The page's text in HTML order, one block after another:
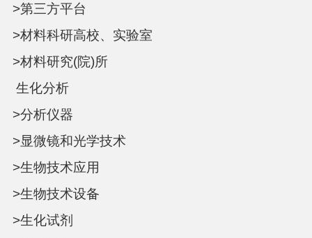
>第三方平台
>材料科研高校、实验室
>材料研究(院)所
生化分析
>分析仪器
>显微镜和光学技术
>生物技术应用
>生物技术设备
>生化试剂